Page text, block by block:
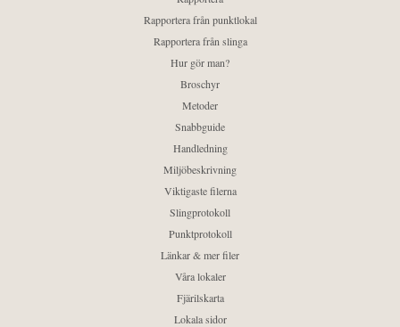
Rapportera från punktlokal
Rapportera från slinga
Hur gör man?
Broschyr
Metoder
Snabbguide
Handledning
Miljöbeskrivning
Viktigaste filerna
Slingprotokoll
Punktprotokoll
Länkar & mer filer
Våra lokaler
Fjärilskarta
Lokala sidor